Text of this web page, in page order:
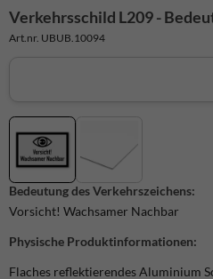
Verkehrsschild L209 -
Art.nr. UBUB.10094
Bedeutung des Verkehrszeichens:
Vorsicht! Wachsamer Nachbar
Physische Produktinformationen:
Flaches reflektierendes Aluminium